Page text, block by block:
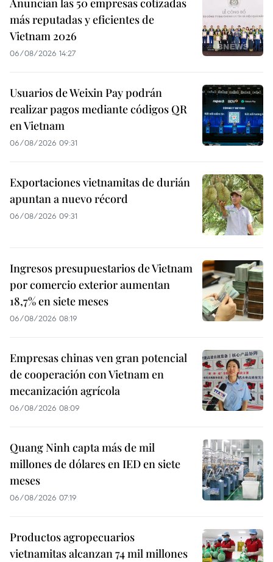
Anuncian las 50 empresas cotizadas
más reputadas y eficientes de
Vietnam 2026
06/08/2026 14:27
Usuarios de Weixin Pay podrán
realizar pagos mediante códigos QR
en Vietnam
06/08/2026 09:31
Exportaciones vietnamitas de durián
apuntan a nuevo récord
06/08/2026 09:31
Ingresos presupuestarios de Vietnam
por comercio exterior aumentan
18,7% en siete meses
06/08/2026 08:19
Empresas chinas ven gran potencial
de cooperación con Vietnam en
mecanización agrícola
06/08/2026 08:09
Quang Ninh capta más de mil
millones de dólares en IED en siete
meses
06/08/2026 07:19
Productos agropecuarios
vietnamitas alcanzan 74 mil millones